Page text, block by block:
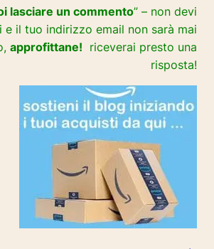
lasciare un commento” – non devi
e il tuo indirizzo email non sarà mai
approfittane! riceverai presto una
risposta!